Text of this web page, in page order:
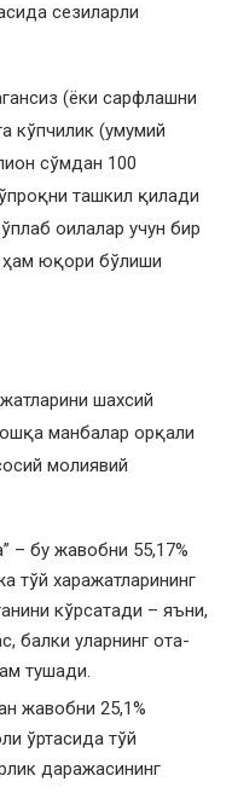
сезиларли
(ёки сарфлашни
кўпчилик (умумий
сўмдан 100
ташкил қилади
оилалар учун бир
ҳам юқори бўлиши
шахсий
манбалар орқали
молиявий
– бу жавобни 55,17%
тўй харажатларининг
кўрсатади – яъни,
балки уларнинг ота-
тушади.
жавобни 25,1%
ўртасида тўй
даражасининг